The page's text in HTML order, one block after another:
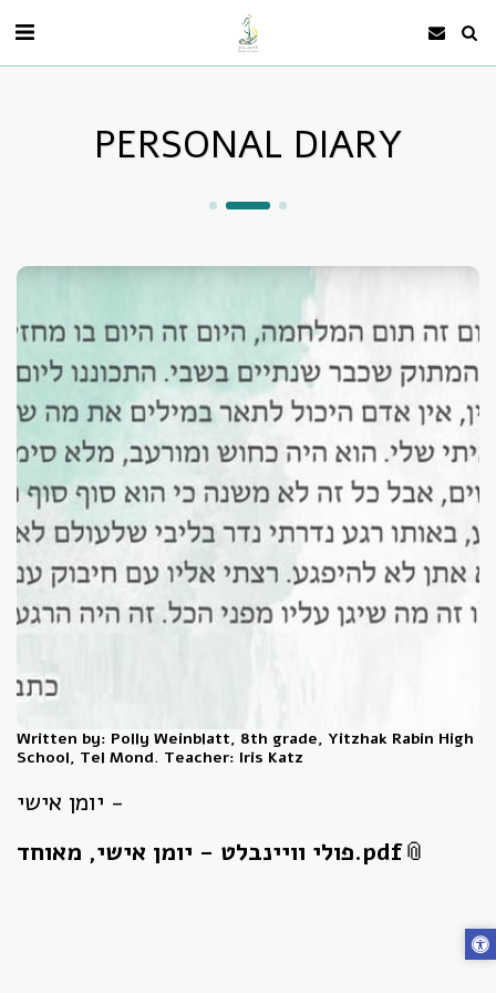
PERSONAL DIARY
Written by: Polly Weinblatt, 8th grade, Yitzhak Rabin High
School, Tel Mond. Teacher: Iris Katz
יומן אישי -
פולי וויינבלט - יומן אישי, מאוחד.pdf